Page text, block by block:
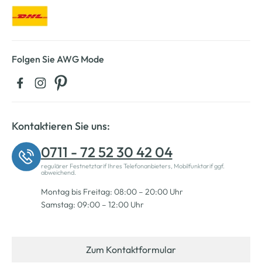
Folgen Sie AWG Mode
Kontaktieren Sie uns:
0711 - 72 52 30 42 04
regulärer Festnetztarif Ihres Telefonanbieters, Mobilfunktarif ggf.
abweichend.
Montag bis Freitag: 08:00 – 20:00 Uhr
Samstag: 09:00 – 12:00 Uhr
Zum Kontaktformular